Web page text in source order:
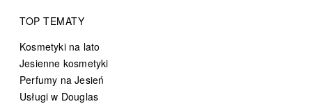
TOP TEMATY
Kosmetyki na lato
Jesienne kosmetyki
Perfumy na Jesień
Usługi w Douglas